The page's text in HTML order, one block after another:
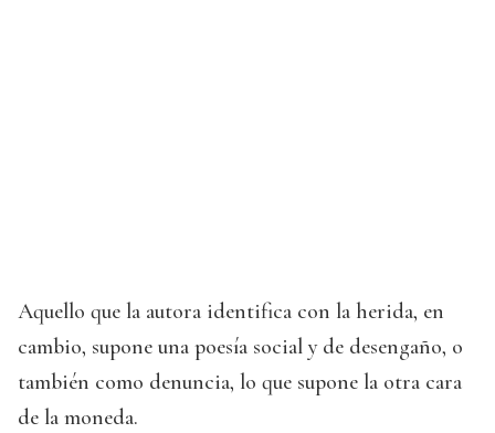
Aquello que la autora identifica con la herida, en
cambio, supone una poesía social y de desengaño, o
también como denuncia, lo que supone la otra cara
de la moneda.